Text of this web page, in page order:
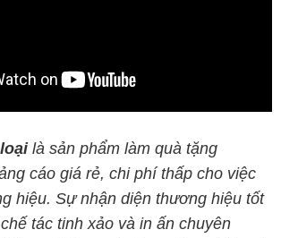
là sản phẩm làm quà tặng
cáo giá rẻ, chi phí thấp cho việc
hiệu. Sự nhận diện thương hiệu tốt
tác tinh xảo và in ấn chuyên